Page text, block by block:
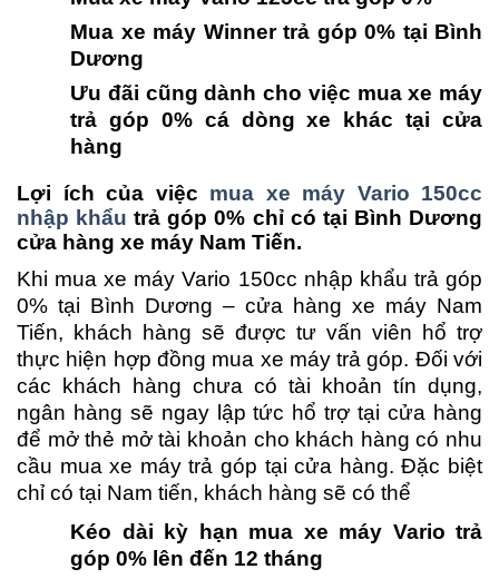
Mua xe máy Winner trả góp 0% tại Bình
Dương
Ưu đãi cũng dành cho việc mua xe máy
trả góp 0% cá dòng xe khác tại cửa
hàng
Lợi ích của việc mua xe máy Vario 150cc
nhập khẩu trả góp 0% chỉ có tại Bình Dương
cửa hàng xe máy Nam Tiến.
Khi mua xe máy Vario 150cc nhập khẩu trả góp
0% tại Bình Dương – cửa hàng xe máy Nam
Tiến, khách hàng sẽ được tư vấn viên hổ trợ
thực hiện hợp đồng mua xe máy trả góp. Đối với
các khách hàng chưa có tài khoản tín dụng,
ngân hàng sẽ ngay lập tức hổ trợ tại cửa hàng
để mở thẻ mở tài khoản cho khách hàng có nhu
cầu mua xe máy trả góp tại cửa hàng. Đặc biệt
chỉ có tại Nam tiến, khách hàng sẽ có thể
Kéo dài kỳ hạn mua xe máy Vario trả
góp 0% lên đến 12 tháng